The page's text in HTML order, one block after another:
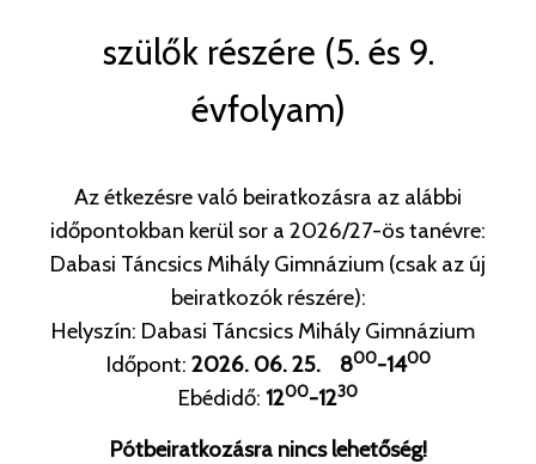
szülők részére (5. és 9.
évfolyam)
Az étkezésre való beiratkozásra az alábbi
időpontokban kerül sor a 2026/27-ös tanévre:
Dabasi Táncsics Mihály Gimnázium (csak az új
beiratkozók részére):
Helyszín: Dabasi Táncsics Mihály Gimnázium
Időpont: 2026.06.25. 800-1400
Ebédidő: 1200-1230
Pótbeiratkozásra nincs lehetőség!